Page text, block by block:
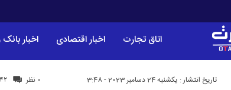
اتاق تجارت اخبار اقتصادی اخبار
تاریخ انتشار : یکشنبه 24 دسامبر 2023 - 3:48 342 0 نظر